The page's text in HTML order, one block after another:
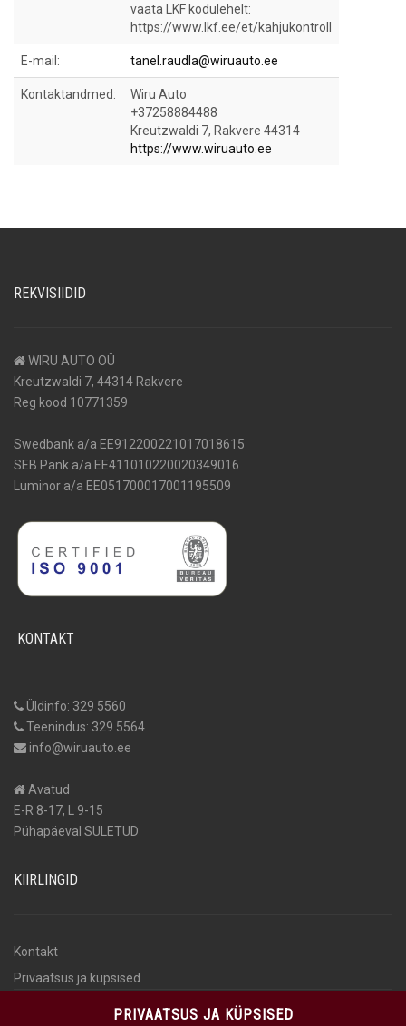
vaata LKF kodulehelt:
https://www.lkf.ee/et/kahjukontroll
E-mail: tanel.raudla@wiruauto.ee
Kontaktandmed:
Wiru Auto
+37258884488
Kreutzwaldi 7, Rakvere 44314
https://www.wiruauto.ee
REKVISIIDID
WIRU AUTO OÜ
Kreutzwaldi 7, 44314 Rakvere
Reg kood 10771359
Swedbank a/a EE912200221017018615
SEB Pank a/a EE411010220020349016
Luminor a/a EE051700017001195509
KONTAKT
Üldinfo: 329 5560
Teenindus: 329 5564
info@wiruauto.ee
Avatud
E-R 8-17, L 9-15
Pühapäeval SULETUD
KIIRLINGID
Kontakt
Privaatsus ja küpsised
PRIVAATSUS JA KÜPSISED